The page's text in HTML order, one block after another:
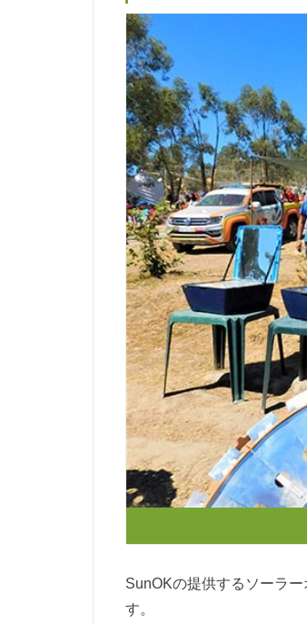
SunOKの提供するソーラ
す。